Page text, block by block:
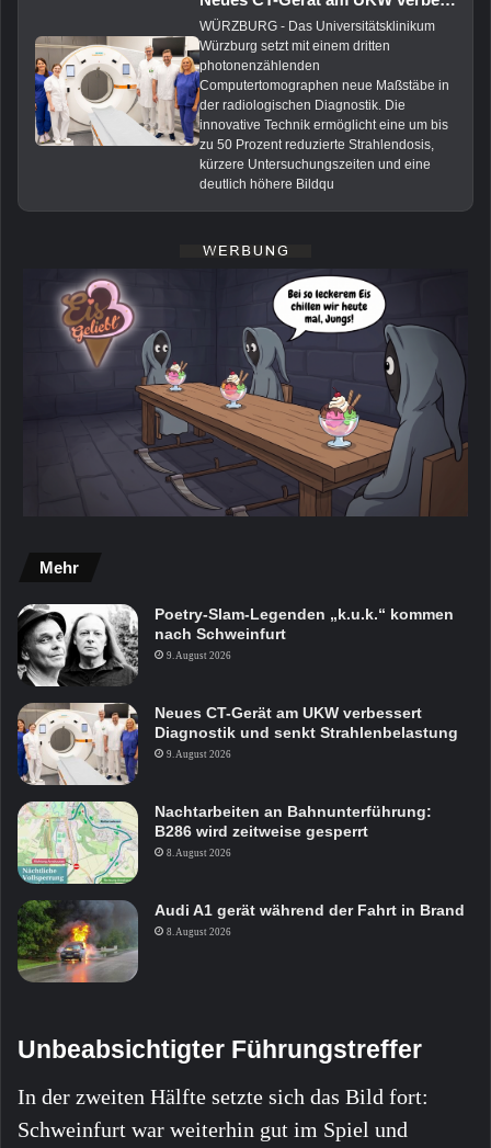
WÜRZBURG - Das Universitätsklinikum
Würzburg setzt mit einem dritten
photonenzählenden
Computertomographen neue Maßstäbe in
der radiologischen Diagnostik. Die
innovative Technik ermöglicht eine um bis
zu 50 Prozent reduzierte Strahlendosis,
kürzere Untersuchungszeiten und eine
deutlich höhere Bildqu
Mehr
Poetry-Slam-Legenden „k.u.k.“ kommen
nach Schweinfurt
9. August 2026
Neues CT-Gerät am UKW verbessert
Diagnostik und senkt Strahlenbelastung
9. August 2026
Nachtarbeiten an Bahnunterführung:
B286 wird zeitweise gesperrt
8. August 2026
Audi A1 gerät während der Fahrt in Brand
8. August 2026
Unbeabsichtigter Führungstreffer
In der zweiten Hälfte setzte sich das Bild fort:
Schweinfurt war weiterhin gut im Spiel und